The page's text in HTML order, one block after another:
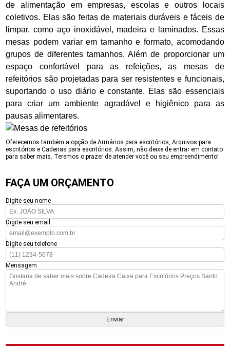
de alimentação em empresas, escolas e outros locais
coletivos. Elas são feitas de materiais duráveis e fáceis de
limpar, como aço inoxidável, madeira e laminados. Essas
mesas podem variar em tamanho e formato, acomodando
grupos de diferentes tamanhos. Além de proporcionar um
espaço confortável para as refeições, as mesas de
refeitórios são projetadas para ser resistentes e funcionais,
suportando o uso diário e constante. Elas são essenciais
para criar um ambiente agradável e higiênico para as
pausas alimentares.
Oferecemos também a opção de Armários para escritórios, Arquivos para
escritórios e Cadeiras para escritórios. Assim, não deixe de entrar em contato
para saber mais. Teremos o prazer de atender você ou seu empreendimento!
FAÇA UM ORÇAMENTO
Digite seu nome
Digite seu email
Digite seu telefone
Mensagem